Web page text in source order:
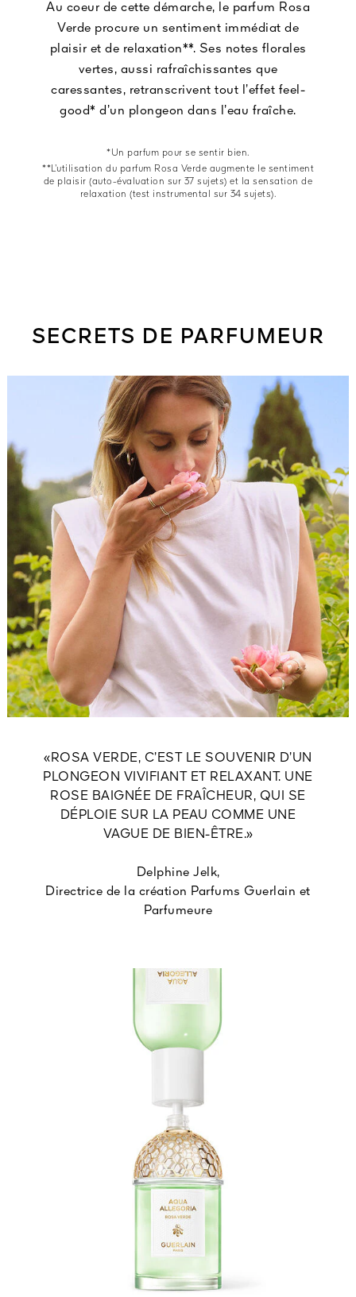
Au coeur de cette démarche, le parfum Rosa
Verde procure un sentiment immédiat de
plaisir et de relaxation**. Ses notes florales
vertes, aussi rafraîchissantes que
caressantes, retranscrivent tout l’effet feel-
good* d’un plongeon dans l’eau fraîche.
*Un parfum pour se sentir bien.
**L’utilisation du parfum Rosa Verde augmente le sentiment
de plaisir (auto-évaluation sur 37 sujets) et la sensation de
relaxation (test instrumental sur 34 sujets).
SECRETS DE PARFUMEUR
«ROSA VERDE, C’EST LE SOUVENIR D’UN
PLONGEON VIVIFIANT ET RELAXANT. UNE
ROSE BAIGNÉE DE FRAÎCHEUR, QUI SE
DÉPLOIE SUR LA PEAU COMME UNE
VAGUE DE BIEN-ÊTRE.»
Delphine Jelk,
Directrice de la création Parfums Guerlain et
Parfumeure